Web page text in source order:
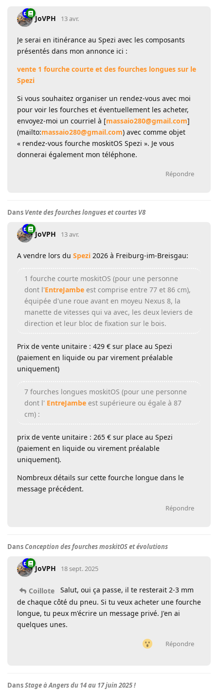
JoVPH 13 avr.
Je serai en itinérance au Spezi avec les composants
présentés dans mon annonce ici :
vente 1 fourche courte et des fourches longues sur le
Spezi
Si vous souhaitez organiser un rendez-vous avec moi
pour voir les fourches et éventuellement les acheter,
envoyez-moi un courriel à [massaio280@gmail.com]
(mailto:massaio280@gmail.com) avec comme objet
« rendez-vous fourche moskitOS Spezi ». Je vous
donnerai également mon téléphone.
Répondre
Dans Vente des fourches longues et courtes V8
JoVPH 13 avr.
A vendre lors du Spezi 2026 à Freiburg-im-Breisgau:
1 fourche courte moskitOS (pour une personne
dont l'EntreJambe est comprise entre 77 et 86 cm),
équipée d'une roue avant en moyeu Nexus 8, la
manette de vitesses qui va avec, les deux leviers de
direction et leur bloc de fixation sur le bois.
Prix de vente unitaire : 429 € sur place au Spezi
(paiement en liquide ou par virement préalable
uniquement)
7 fourches longues moskitOS (pour une personne
dont l' EntreJambe est supérieure ou égale à 87
cm) :
prix de vente unitaire : 265 € sur place au Spezi
(paiement en liquide ou virement préalable
uniquement).
Nombreux détails sur cette fourche longue dans le
message précédent.
Répondre
Dans Conception des fourches moskitOS et évolutions
JoVPH 18 sept. 2025
Coillote
Salut, oui ça passe, il te resterait 2-3 mm
de chaque côté du pneu. Si tu veux acheter une fourche
longue, tu peux m'écrire un message privé. J'en ai
quelques unes.
Répondre
DansStage à Angers du 14 au 17 juin 2025 !